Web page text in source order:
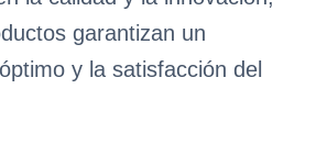
garantizan un
y la satisfacción del